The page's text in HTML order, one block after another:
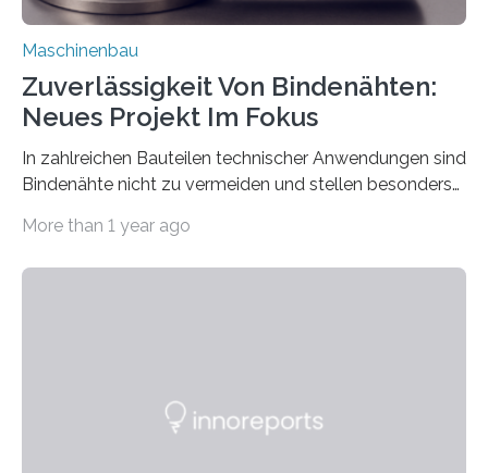
Maschinenbau
Zuverlässigkeit Von Bindenähten:
Neues Projekt Im Fokus
In zahlreichen Bauteilen technischer Anwendungen sind
Bindenähte nicht zu vermeiden und stellen besonders
Matrixmaterials eine große Herausforderung dar.
Durch den verstärkten Einsatz von Rezyklaten
More than 1 year ago